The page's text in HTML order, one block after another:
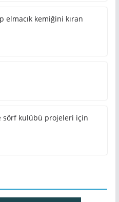
elmacık kemiğini kıran
sörf kulübü projeleri için